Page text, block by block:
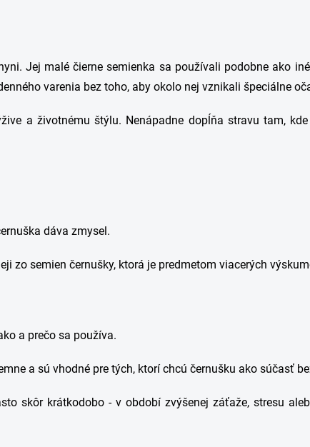
Jej malé čierne semienka sa používali podobne ako
varenia bez toho, aby okolo nej vznikali špeciálne
a životnému štýlu. Nenápadne dopĺňa stravu tam,
dáva zmysel.
zo semien černušky, ktorá je predmetom viacerých
a prečo sa používa.
a sú vhodné pre tých, ktorí chcú černušku ako súčasť
skôr krátkodobo - v období zvýšenej záťaže, stresu